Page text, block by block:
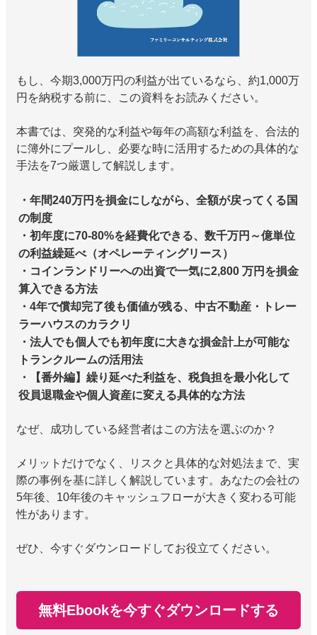
もし、今期3,000万円の利益が出ているなら、約1,000万
円を納税する前に、この資料をお読みください。
本書では、突発的な利益や毎年の高額な利益を、合法的
に簿外にプールし、必要な時に活用するための具体的な
手法を7つ厳選して解説します。
・年間240万円を損金にしながら、全額が戻ってくる国
の制度
・初年度に70-80%を経費化できる、数千万円～億単位
の利益繰延べ（オペレーティングリース）
・コインランドリーへの出資で一気に2,800 万円を損金
算入できる方法
・4年で償却完了後も価値が残る、中古不動産・トレー
ラーハウスのカラクリ
・法人でも個人でも初年度に大きな損金計上が可能な
トランクルームの活用法
・【番外編】繰り延べた利益を、税負担を最小化して
役員退職金や個人資産に変える具体的な方法
なぜ、成功している経営者はこの方法を選ぶのか？
メリットだけでなく、リスクと具体的な対処法まで、実
際の事例を基に詳しく解説しています。あなたの会社の
5年後、10年後のキャッシュフローが大きく変わる可能
性があります。
ぜひ、今すぐダウンロードしてお役立てください。
無料Ebookを今すぐダウンロードする